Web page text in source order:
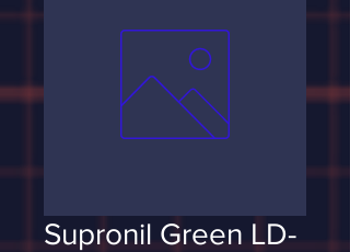
Supronil Green LD-